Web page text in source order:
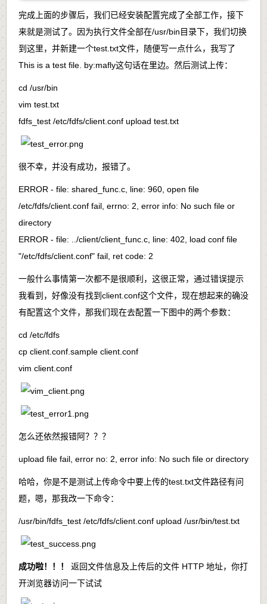
完成上面的步骤后，我们已经安装配置完成了全部工作，接下
来就是测试了。因为执行文件全部在/usr/bin 目录下，我们切换
到这里，并新建一个test.txt文件，随便写一点什么，我写了
This is a test file. by:mafly这句话在里边。然后测试上传：
cd /usr/bin
vim test.txt
fdfs_test /etc/fdfs/client.conf upload test.txt
很不幸，并没有成功，报错了。
ERROR - file: shared_func.c, line: 960, open file
/etc/fdfs/client.conf fail, errno: 2, error info: No such file or
directory
ERROR - file: ../client/client_func.c, line: 402, load conf file
"/etc/fdfs/client.conf" fail, ret code: 2
一般什么事情第一次都不是很顺利，这很正常，通过错误提示
我看到，好像没有找到 client.conf这个文件，现在想起来的确没
有配置这个文件，那我们现在去配置一下图中的两个参数：
cd /etc/fdfs
cp client.conf.sample client.conf
vim client.conf
怎么还依然报错阿？？？
upload file fail, error no: 2, error info: No such file or directory
哈哈，你是不是测试上传命令中要上传的test.txt文件路径有问
题，嗯，那我改一下命令：
/usr/bin/fdfs_test /etc/fdfs/client.conf upload /usr/bin/test.txt
成功啦！！！
返回文件信息及上传后的文件 HTTP 地址，你打
开浏览器访问一下试试